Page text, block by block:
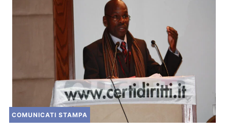
COMUNICATI STAMPA